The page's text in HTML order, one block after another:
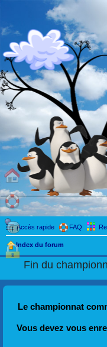
Accès rapide FAQ
Index du forum
Fin du
Le championnat
Vous devez vous